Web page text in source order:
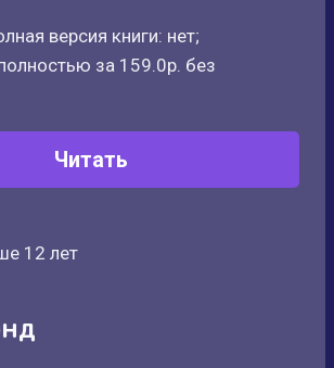
версия книги: нет;
за 159.0р. без
Читать
12 лет